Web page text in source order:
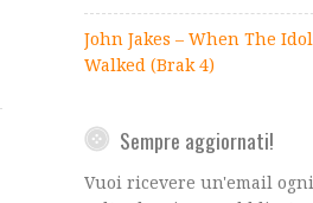
John Jakes – When The
Walked (Brak 4)
Sempre aggiornati!
Vuoi ricevere un'email ogni